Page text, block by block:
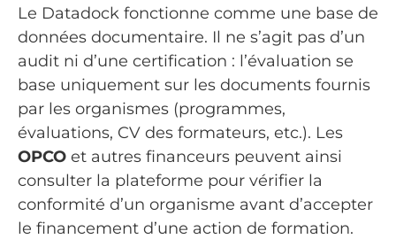
Le Datadock fonctionne comme une base de
données documentaire. Il ne s’agit pas d’un
audit ni d’une certification : l’évaluation se
base uniquement sur les documents fournis
par les organismes (programmes,
évaluations, CV des formateurs, etc.). Les
OPCO et autres financeurs peuvent ainsi
consulter la plateforme pour vérifier la
conformité d’un organisme avant d’accepter
le financement d’une action de formation.